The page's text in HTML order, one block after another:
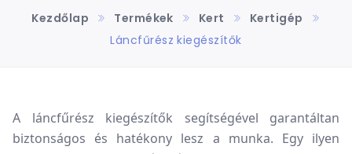
Kezdőlap
Termékek Kert
Kertigép
Láncfűrész kiegészítők
A láncfűrész kiegészítők segítségével garantáltan
biztonságos és hatékony lesz a munka. Egy ilyen